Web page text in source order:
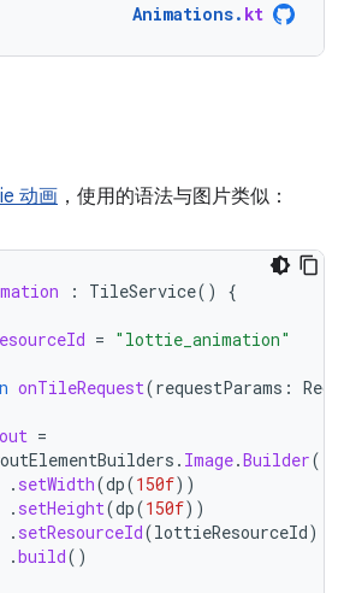
Animations. kt
动画 ，使用的语法与图片类似：
: TileService() {
= "lottie_animation"
onTileRequest(requestParams :
=
. Image.Builder()
. setWidth(dp(150f))
. setHeight(dp(150f))
. setResourceId(lottieResourceId)
.build()